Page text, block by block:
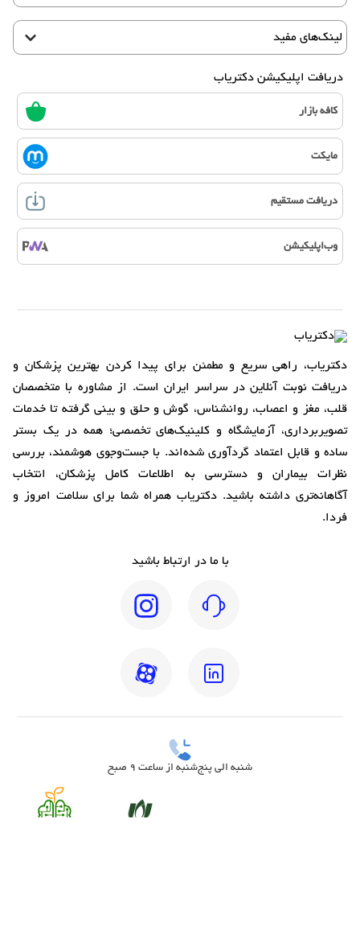
لینک‌های مفید
دریافت اپلیکیشن دکتریاب
کافه بازار
مایکت
دریافت مستقیم
وب‌اپلیکیشن
دکتریاب، راهی سریع و مطمئن برای پیدا کردن بهترین پزشکان و
دریافت نوبت آنلاین در سراسر ایران است. از مشاوره با متخصصان
قلب، مغز و اعصاب، روانشناس، گوش و حلق و بینی گرفته تا خدمات
تصویربرداری، آزمایشگاه و کلینیک‌های تخصصی؛ همه در یک بستر
ساده و قابل اعتماد گردآوری شده‌اند. با جست‌وجوی هوشمند، بررسی
نظرات بیماران و دسترسی به اطلاعات کامل پزشکان، انتخاب
آگاهانه‌تری داشته باشید. دکتریاب همراه شما برای سلامت امروز و
فردا.
با ما در ارتباط باشید
شنبه الی پنج‌شنبه از ساعت 9 صبح